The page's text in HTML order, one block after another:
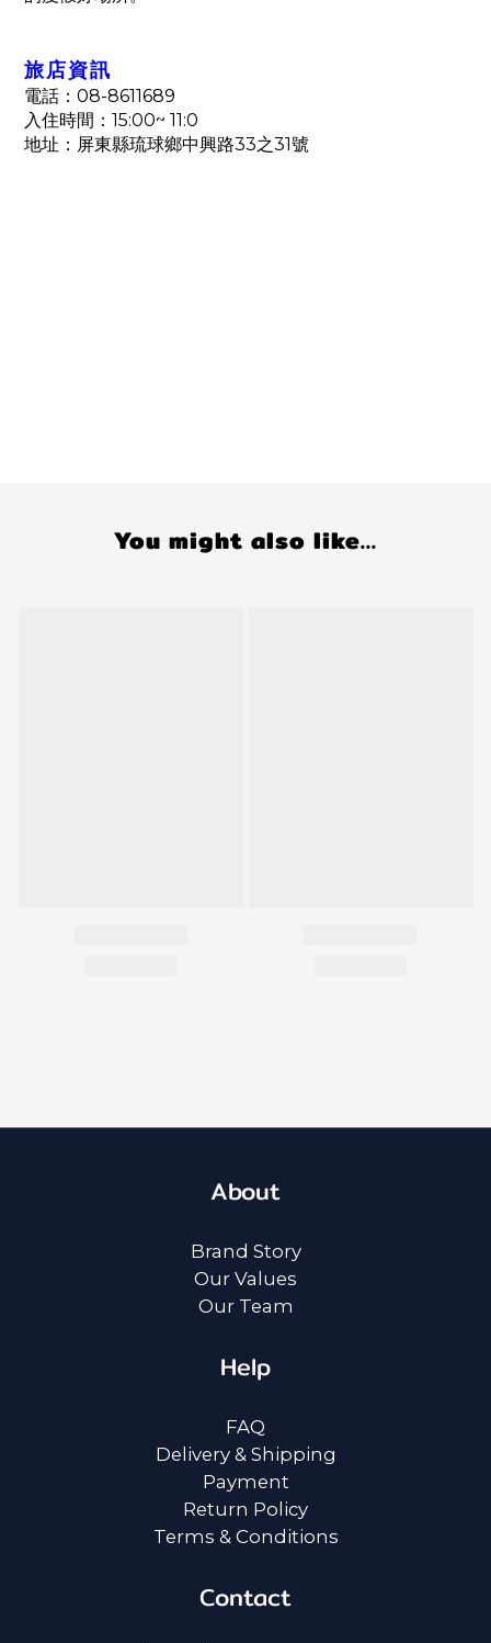
旅店資訊
電話： 08-8611689
入住時間： 15:00~ 11:0
地址：屏東縣琉球鄉中興路33之31號
You might also like...
About
Brand Story
Our Values
Our Team
Help
FAQ
Delivery & Shipping
Payment
Return Policy
Terms & Conditions
Contact